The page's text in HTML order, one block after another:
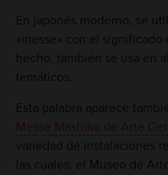
En japonés moderno, se
«messe» con el
hecho, también se usa en
temáticos.
Esta palabra aparece
Messe Mashiko de Arte
variedad de instalaciones
las cuales, el Museo de